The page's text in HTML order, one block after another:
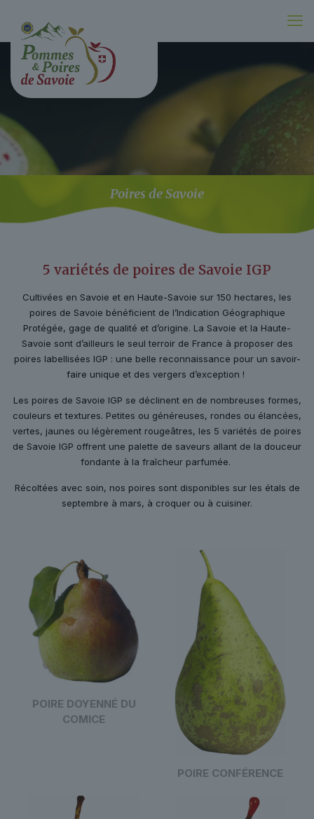
Poires de Savoie
5 variétés de poires de Savoie IGP
Cultivées en Savoie et en Haute-Savoie sur 150 hectares, les
poires de Savoie bénéficient de l’Indication Géographique
Protégée, gage de qualité et d’origine. La Savoie et la Haute-
Savoie sont d’ailleurs le seul terroir de France à proposer des
poires labellisées IGP : une belle reconnaissance pour un savoir-
faire unique et des vergers d’exception !
Les poires de Savoie IGP se déclinent en de nombreuses formes,
couleurs et textures. Petites ou généreuses, rondes ou élancées,
vertes, jaunes ou légèrement rougeâtres, les 5 variétés de poires
de Savoie IGP offrent une palette de saveurs allant de la douceur
fondante à la fraîcheur parfumée.
Récoltées avec soin, nos poires sont disponibles sur les étals de
septembre à mars, à croquer ou à cuisiner.
POIRE DOYENNÉ DU
COMICE
POIRE CONFÉRENCE